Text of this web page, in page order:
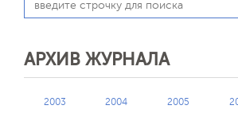
АРХИВ ЖУРНАЛА
2003 2004 2005